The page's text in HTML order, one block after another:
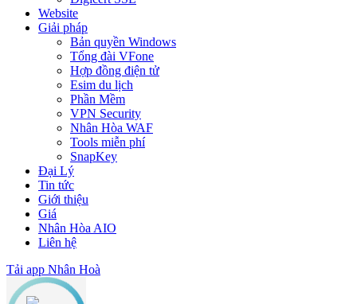
Website
Giải pháp
Bản quyền Windows
Tổng đài VFone
Hợp đồng điện tử
Esim du lịch
Phần Mềm
VPN Security
Nhân Hòa WAF
Tools miễn phí
SnapKey
Đại Lý
Tin tức
Giới thiệu
Giá
Nhân Hòa AIO
Liên hệ
Tải app Nhân Hoà
Nội dung chính